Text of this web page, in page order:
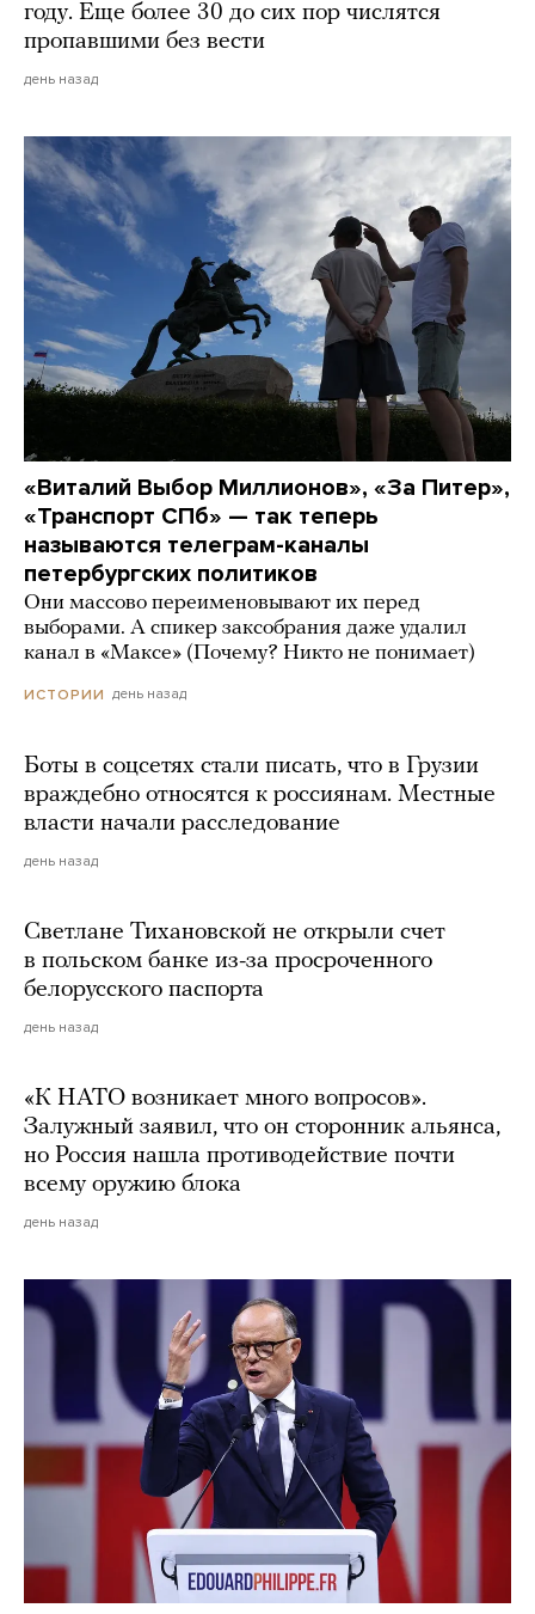
году. Еще более 30 до сих пор числятся
пропавшими без вести
день назад
«Виталий Выбор Миллионов», «За Питер»,
«Транспорт СПб» — так теперь
называются телеграм-каналы
петербургских политиков
Они массово переименовывают их перед
выборами. А спикер заксобрания даже удалил
канал в «Максе» (Почему? Никто не понимает)
ИСТОРИИ день назад
Боты в соцсетях стали писать, что в Грузии
враждебно относятся к россиянам. Местные
власти начали расследование
день назад
Светлане Тихановской не открыли счет
в польском банке из-за просроченного
белорусского паспорта
день назад
«К НАТО возникает много вопросов».
Залужный заявил, что он сторонник альянса,
но Россия нашла противодействие почти
всему оружию блока
день назад